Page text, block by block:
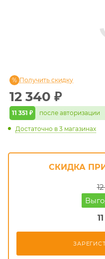
12 340 ₽
11 351 ₽ после авторизации
Получить скидку
Достаточно в 3 магазинах
СКИДКА